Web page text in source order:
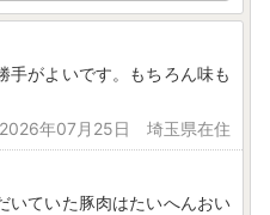
手がよいです。もちろん味も
2026年07月25日 埼玉県在住
いていた豚肉はたいへんおい